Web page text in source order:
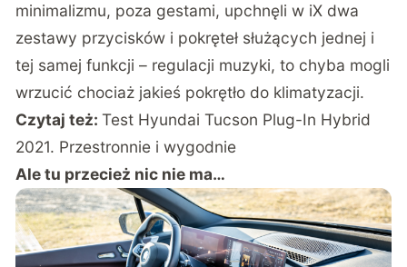
minimalizmu, poza gestami, upchnęli w iX dwa
zestawy przycisków i pokręteł służących jednej i
tej samej funkcji – regulacji muzyki, to chyba mogli
wrzucić chociaż jakieś pokrętło do klimatyzacji.
Czytaj też:Test Hyundai Tucson Plug-In Hybrid
2021. Przestronnie i wygodnie
Ale tu przecież nic nie ma…